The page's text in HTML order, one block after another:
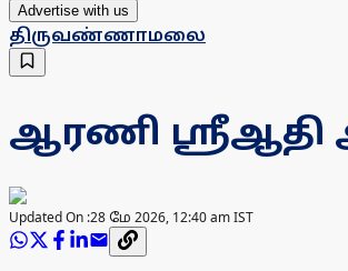
Advertise with us
திருவண்ணாமலை
ஆரணி ஸ்ரீஆதி
Updated On :28 மே 2026, 12:40 am IST